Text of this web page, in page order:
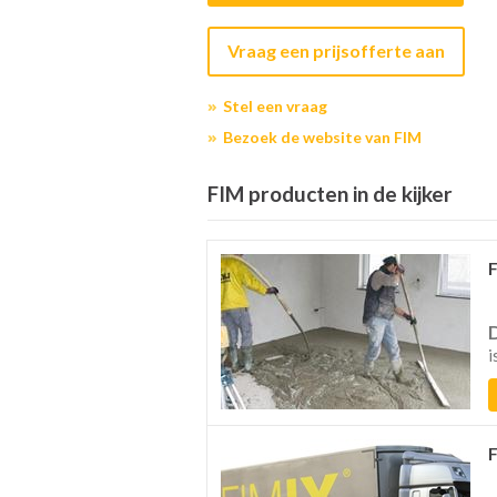
Vraag een prijsofferte aan
Stel een vraag
Bezoek de website van FIM
FIM producten in de kijker